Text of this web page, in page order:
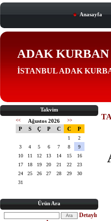
Anasayfa
ADAK KURBAN
İSTANBUL ADAK
Takvim
<< Ağustos 2026 >>
P S Ç P C C P
1
2
3
4 5 6 7 8
9
10
11 12 13 14 15
16
17
18 19 20 21 22
23
24
25 26 27 28 29
30
31
Ürün Ara
Detaylı